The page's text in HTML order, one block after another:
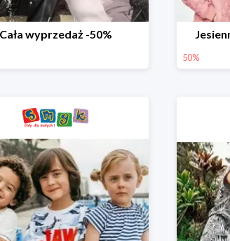
wyprzedaż -50%
50%